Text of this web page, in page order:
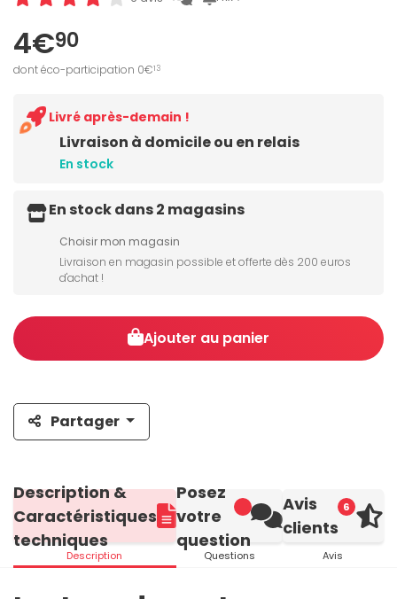
4€90
dont éco-participation 0€13
Livraison à domicile ou en relais
En stock
Livré après-demain !
En stock dans 2 magasins
Choisir mon magasin
Livraison en magasin possible et offerte dès 200 euros
d'achat !
Ajouter au panier
Partager
Description &
Caractéristiques
techniques
Description
Posez
votre
question
Questions
6
Avis
clients
Avis